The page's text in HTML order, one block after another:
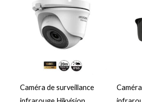
Caméra de surveillance